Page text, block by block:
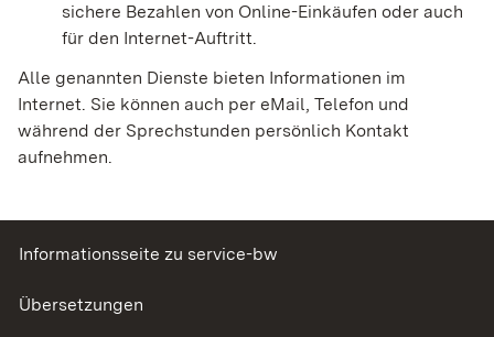
sichere Bezahlen von Online-Einkäufen oder auch
für den Internet-Auftritt.
Alle genannten Dienste bieten Informationen im
Internet. Sie können auch per eMail, Telefon und
während der Sprechstunden persönlich Kontakt
aufnehmen.
Informationsseite zu service-bw
Übersetzungen